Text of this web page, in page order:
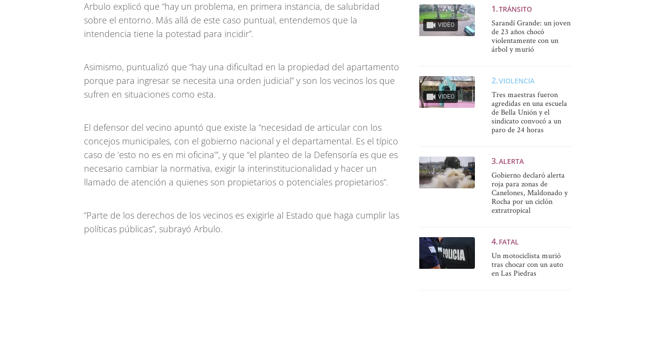
Arbulo explicó que “hay un problema, en primera instancia, de salubridad
sobre el entorno. Más allá de este caso puntual, entendemos que la
intendencia tiene la potestad para incidir”.
Asimismo, puntualizó que “hay una dificultad en la propiedad del apartamento
porque para ingresar se necesita una orden judicial” y son los vecinos los que
sufren en situaciones como esta.
El defensor del vecino apuntó que existe la “necesidad de articular con los
concejos municipales, con el gobierno nacional y el departamental. Es el típico
caso de ‘esto no es en mi oficina’”, y que “el planteo de la Defensoría es que es
necesario cambiar la normativa, exigir la interinstitucionalidad y hacer un
llamado de atención a quienes son propietarios o potenciales propietarios”.
“Parte de los derechos de los vecinos es exigirle al Estado que haga cumplir las
políticas públicas”, subrayó Arbulo.
VIDEO
TRÁNSITO
Sarandí Grande: un joven
de 23 años chocó
violentamente con un
árbol y murió
VIDEO
VIOLENCIA
Tres maestras fueron
agredidas en una escuela
de Bella Unión y el
sindicato convocó a un
paro de 24 horas
ALERTA
Gobierno declaró alerta
roja para zonas de
Canelones, Maldonado y
Rocha por un ciclón
extratropical
FATAL
Un motociclista murió
tras chocar con un auto
en Las Piedras